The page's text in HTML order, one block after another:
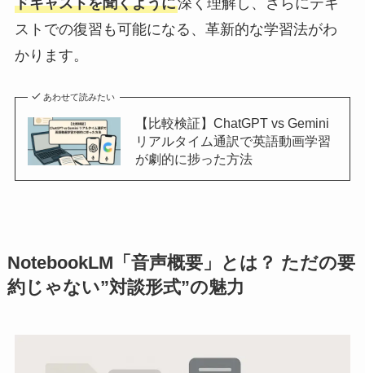
ストでの復習も可能になる、革新的な学習法がわ
かります。
あわせて読みたい
【比較検証】ChatGPT vs Gemini
リアルタイム通訳で英語動画学習
が劇的に捗った方法
NotebookLM「音声概要」とは？ ただの要
約じゃない”対談形式”の魅力